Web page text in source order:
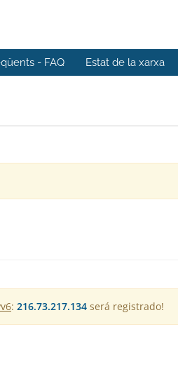
- FAQ Estat de la xarxa
: 216.73.217.134 será registrado!